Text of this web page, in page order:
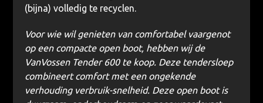
(bijna) volledig te recyclen.
Voor wie wil genieten van comfortabel vaargenot
op een compacte open boot, hebben wij de
VanVossen Tender 600 te koop. Deze tendersloep
combineert comfort met een ongekende
verhouding verbruik-snelheid. Deze open boot is